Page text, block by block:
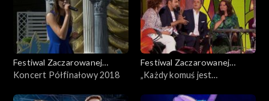
Festiwal Zaczarowanej
Piosenki
Koncert Półfinałowy 2018
Festiwal Zaczarowanej
Piosenki
„Każdy komuś jest